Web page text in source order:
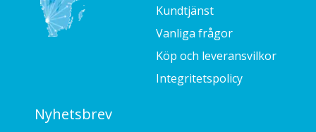
Kundtjänst
Vanliga frågor
Köp och leveransvilkor
Integritetspolicy
Nyhetsbrev